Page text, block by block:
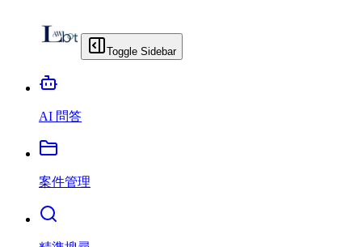
Toggle Sidebar
AI 問答
案件管理